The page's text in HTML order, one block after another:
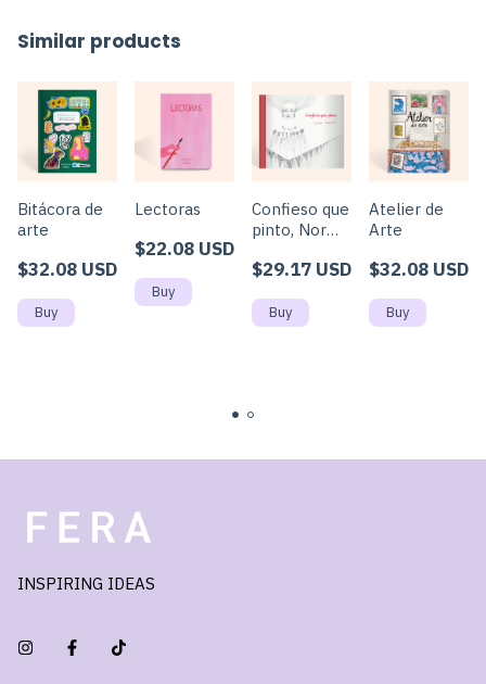
Similar products
Bitácora de
arte
$32.08 USD
Lectoras
$22.08 USD
Confieso que
pinto, Norma
$29.17 USD
Atelier de
Arte
$32.08 USD
INSPIRING IDEAS